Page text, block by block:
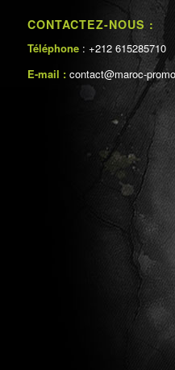
CONTACTEZ-NOUS :
Téléphone : +212 615285710
E-mail : contact@maroc-